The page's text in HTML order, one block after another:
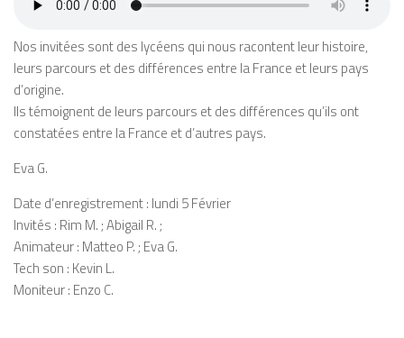
Nos invitées sont des lycéens qui nous racontent leur histoire,
leurs parcours et des différences entre la France et leurs pays
d’origine.
Ils témoignent de leurs parcours et des différences qu’ils ont
constatées entre la France et d’autres pays.
Eva G.
Date d’enregistrement : lundi 5 Février
Invités : Rim M. ; Abigail R. ;
Animateur : Matteo P. ; Eva G.
Tech son : Kevin L.
Moniteur : Enzo C.